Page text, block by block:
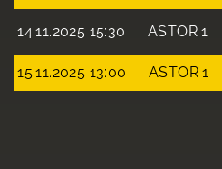
14.11.2025 15:30 ASTOR 1
15.11.2025 13:00 ASTOR 1